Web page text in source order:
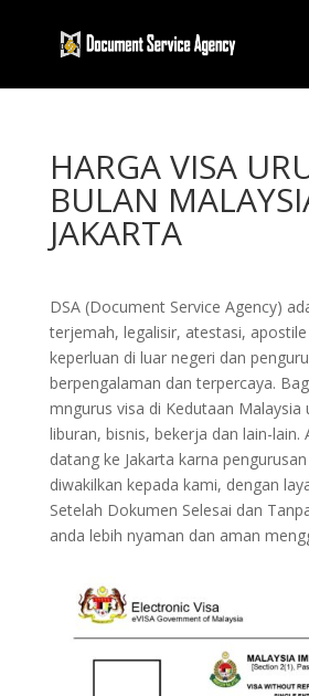
HARGA VISA
BULAN
JAKARTA
DSA (Document Service Agency)
terjemah, legalisir, atestasi,
keperluan di luar negeri dan
berpengalaman dan terpercaya.
mngurus visa di Kedutaan Malaysia
liburan, bisnis, bekerja dan lain-lain.
datang ke Jakarta karna
diwakilkan kepada kami, dengan
Setelah Dokumen Selesai dan
anda lebih nyaman dan aman